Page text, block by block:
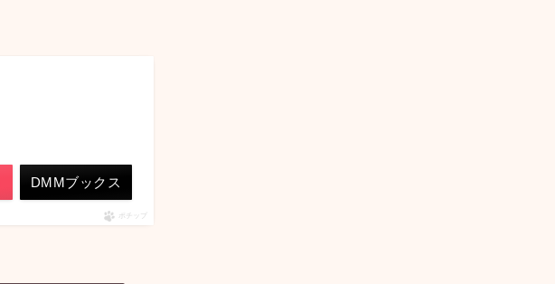
DMMブックス
ポチップ